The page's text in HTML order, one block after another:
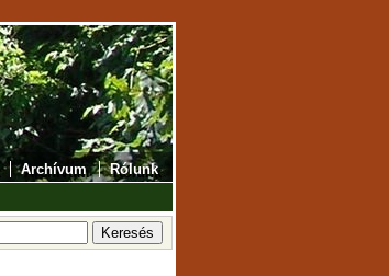
Archívum Rólunk